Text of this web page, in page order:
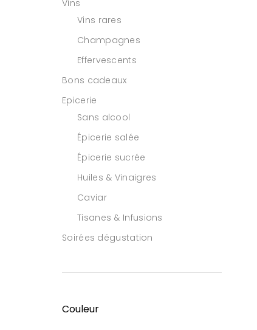
Vins
Vins rares
Champagnes
Effervescents
Bons cadeaux
Epicerie
Sans alcool
Épicerie salée
Épicerie sucrée
Huiles & Vinaigres
Caviar
Tisanes & Infusions
Soirées dégustation
Couleur